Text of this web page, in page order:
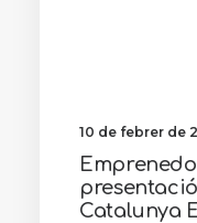
10 de febrer de
Catalunya